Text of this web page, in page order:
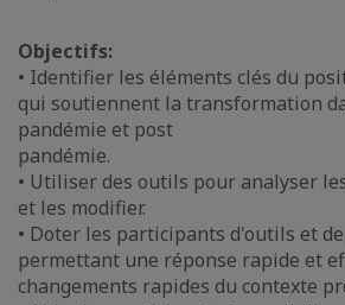
Objectifs:
• Identifier les éléments clés du
qui soutiennent la transformation
pandémie et post
pandémie.
• Utiliser des outils pour analyser
et les modifier.
• Doter les participants d'outils et
permettant une réponse rapide et
changements rapides du contexte